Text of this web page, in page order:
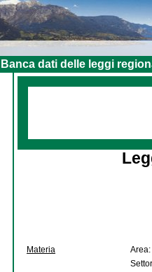
Banca dati delle leggi
Materia
Area: